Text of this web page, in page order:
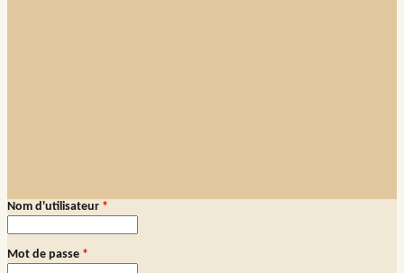
Connexion membre
Nom d'utilisateur *
Mot de passe *